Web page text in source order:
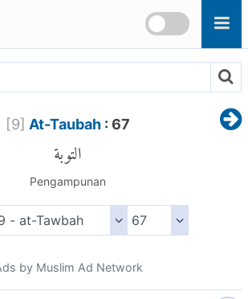
[9] At-Taubah : 67
التوبة
Pengampunan
by Muslim Ad Network